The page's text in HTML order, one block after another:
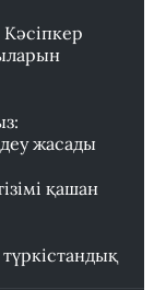
жасады
қашан